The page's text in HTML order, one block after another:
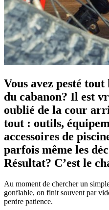
Vous avez pesté
du cabanon? Il est
oublié de la cour
tout : outils,
accessoires de
parfois même les
Résultat? C’est le
Au moment de chercher un
gonflable, on finit souvent par
perdre patience.